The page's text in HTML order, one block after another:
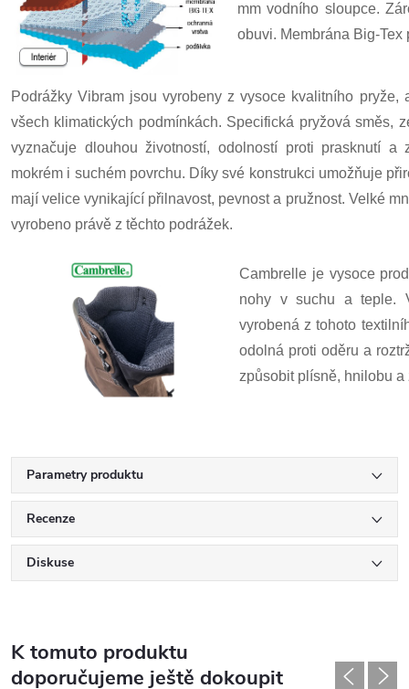
mm vodního sloupce.
obuvi. Membrána Big-
Podrážky Vibram jsou vyrobeny z vysoce kvalitního pryže,
všech klimatických podmínkách. Specifická pryžová směs,
vyznačuje dlouhou životností, odolností proti prasknutí a
mokrém i suchém povrchu. Díky své konstrukci umožňuje
mají velice vynikající přilnavost, pevnost a pružnost. Velké
vyrobeno právě z těchto podrážek.
Cambrelle je vysoce
nohy v suchu a teple.
vyrobená z tohoto
odolná proti oděru a
způsobit plísně, hnilobu a
Parametry produktu
Recenze
Diskuse
K tomuto produktu
doporučujeme ještě dokoupit